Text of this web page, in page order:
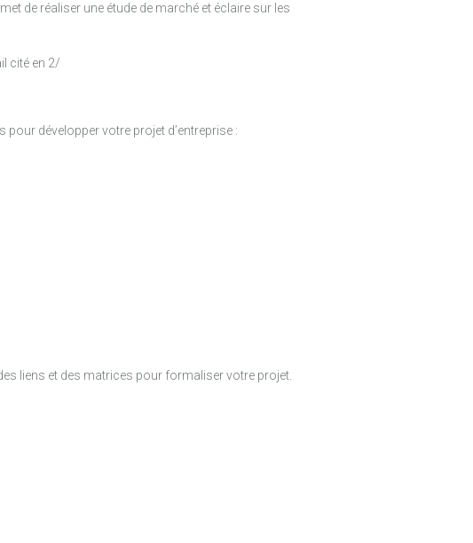
de réaliser une étude de marché et éclaire sur les
cité en 2/
développer votre projet d’entreprise :
liens et des matrices pour formaliser votre projet.